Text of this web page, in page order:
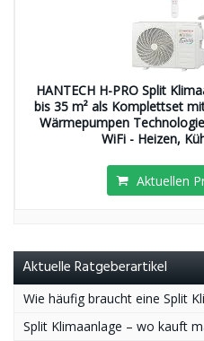
HANTECH H-PRO Split
bis 35 m² als Komplettset
Wärmepumpen
WiFi - Heizen,
Aktuellen
Aktuelle Ratgeberartikel
Wie häufig braucht eine Split
Split Klimaanlage – wo kauft